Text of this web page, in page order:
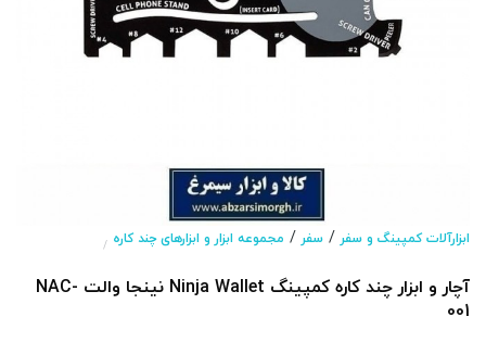
ابزارآلات کمپینگ و سفر/ سفر/ مجموعه ابزار و ابزارهای چند کاره /
آچار و ابزار چند کاره کمپینگ Ninja Wallet نینجا والت NAC-
001